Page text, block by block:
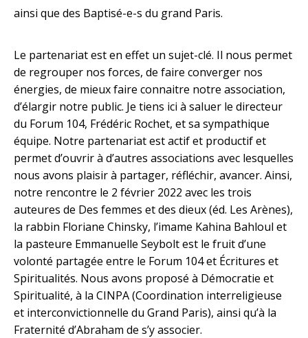
ainsi que des Baptisé-e-s du grand Paris.
Le partenariat est en effet un sujet-clé. Il nous permet
de regrouper nos forces, de faire converger nos
énergies, de mieux faire connaitre notre association,
d’élargir notre public. Je tiens ici à saluer le directeur
du Forum 104, Frédéric Rochet, et sa sympathique
équipe. Notre partenariat est actif et productif et
permet d’ouvrir à d’autres associations avec lesquelles
nous avons plaisir à partager, réfléchir, avancer. Ainsi,
notre rencontre le 2 février 2022 avec les trois
auteures de Des femmes et des dieux (éd. Les Arènes),
la rabbin Floriane Chinsky, l’imame Kahina Bahloul et
la pasteure Emmanuelle Seybolt est le fruit d’une
volonté partagée entre le Forum 104 et Écritures et
Spiritualités. Nous avons proposé à Démocratie et
Spiritualité, à la CINPA (Coordination interreligieuse
et interconvictionnelle du Grand Paris), ainsi qu’à la
Fraternité d’Abraham de s’y associer.